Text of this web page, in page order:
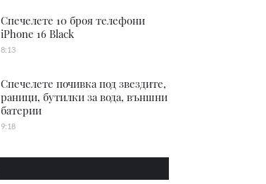
Спечелете 10 броя телефони
iPhone 16 Black
8:13
Спечелете почивка под звездите,
раници, бутилки за вода, външни
батерии
9:18